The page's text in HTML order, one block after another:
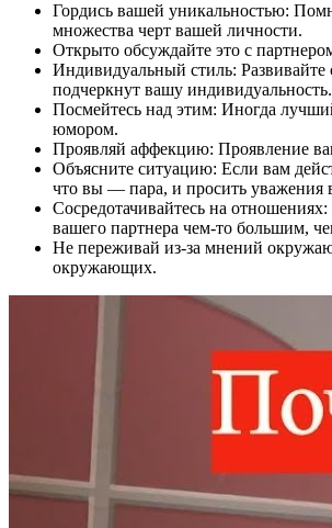
Гордись вашей уникальностью:
множества черт вашей личности.
Открыто обсуждайте это с
Индивидуальный стиль: Развивайте
подчеркнут вашу индивидуальность.
Посмейтесь над этим: Иногда
юмором.
Проявляй аффекцию: Проявление
Объясните ситуацию: Если вам
что вы — пара, и просить уважения
Сосредотачивайтесь на
вашего партнера чем-то большим,
Не переживай из-за мнений
окружающих.